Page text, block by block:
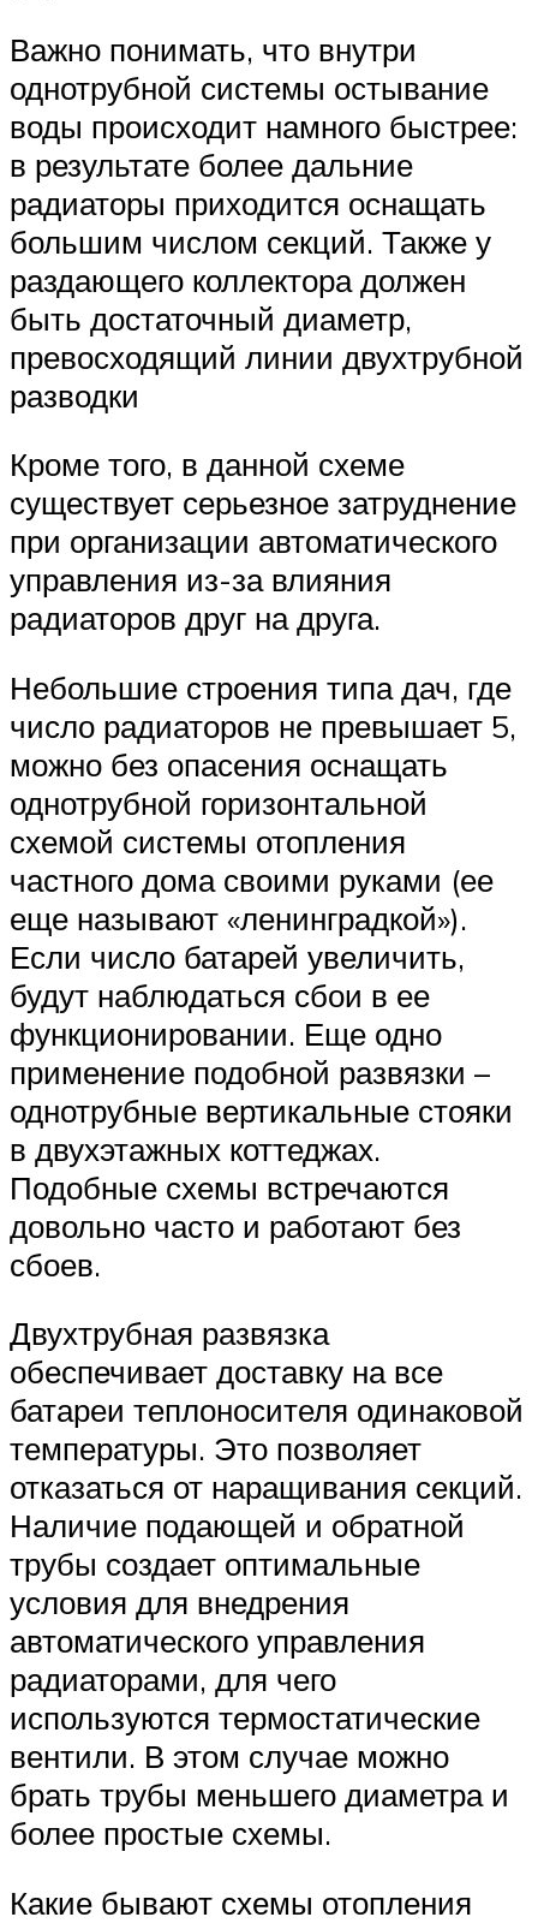
Важно понимать, что внутри
однотрубной системы остывание
воды происходит намного быстрее:
в результате более дальние
радиаторы приходится оснащать
большим числом секций. Также у
раздающего коллектора должен
быть достаточный диаметр,
превосходящий линии двухтрубной
разводки
Кроме того, в данной схеме
существует серьезное затруднение
при организации автоматического
управления из-за влияния
радиаторов друг на друга.
Небольшие строения типа дач, где
число радиаторов не превышает 5,
можно без опасения оснащать
однотрубной горизонтальной
схемой системы отопления
частного дома своими руками (ее
еще называют «ленинградкой»).
Если число батарей увеличить,
будут наблюдаться сбои в ее
функционировании. Еще одно
применение подобной развязки –
однотрубные вертикальные стояки
в двухэтажных коттеджах.
Подобные схемы встречаются
довольно часто и работают без
сбоев.
Двухтрубная развязка
обеспечивает доставку на все
батареи теплоносителя одинаковой
температуры. Это позволяет
отказаться от наращивания секций.
Наличие подающей и обратной
трубы создает оптимальные
условия для внедрения
автоматического управления
радиаторами, для чего
используются термостатические
вентили. В этом случае можно
брать трубы меньшего диаметра и
более простые схемы.
Какие бывают схемы отопления